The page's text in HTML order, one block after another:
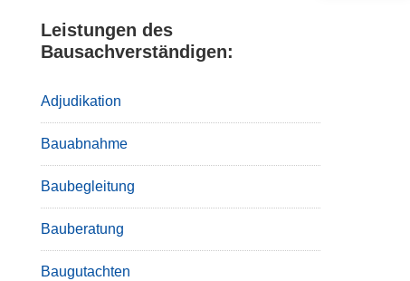
Leistungen des
Bausachverständigen:
Adjudikation
Bauabnahme
Baubegleitung
Bauberatung
Baugutachten